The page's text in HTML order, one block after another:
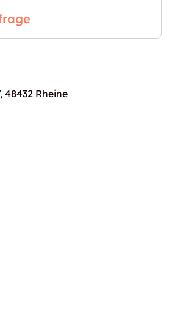
48432 Rheine